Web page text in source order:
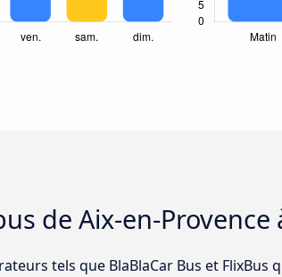
de Aix-en-Provence
tels que BlaBlaCar Bus et